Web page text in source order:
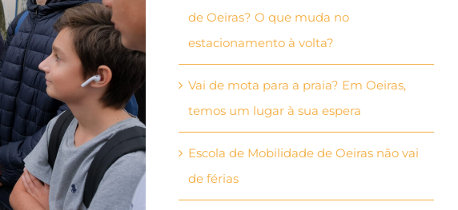
de Oeiras? O que muda no
estacionamento à volta?
Vai de mota para a praia? Em Oeiras,
temos um lugar à sua espera
Escola de Mobilidade de Oeiras não vai
de férias